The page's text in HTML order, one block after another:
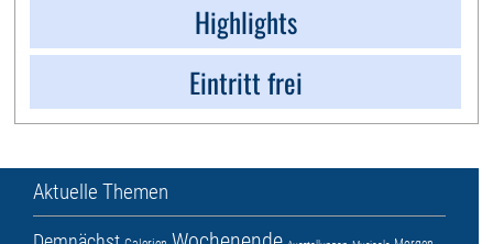
Highlights
Eintritt frei
Aktuelle Themen